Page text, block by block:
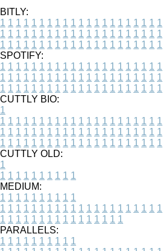
BITLY:
1 1 1 1 1 1 1 1 1 1 1 1 1 1 1 1 1 1 1 1 1
1 1 1 1 1 1 1 1 1 1 1 1 1 1 1 1 1 1 1 1 1
1 1 1 1 1 1 1 1 1 1 1 1 1 1 1 1 1 1 1 1 1
SPOTIFY:
1 1 1 1 1 1 1 1 1 1 1 1 1 1 1 1 1 1 1 1 1
1 1 1 1 1 1 1 1 1 1 1 1 1 1 1 1 1 1 1 1 1
1 1 1 1 1 1 1 1 1 1 1 1 1 1 1 1 1 1 1 1 1
CUTTLY BIO:
1
1 1 1 1 1 1 1 1 1 1 1 1 1 1 1 1 1 1 1 1 1
1 1 1 1 1 1 1 1 1 1 1 1 1 1 1 1 1 1 1 1 1
1 1 1 1 1 1 1 1 1 1 1 1 1 1 1 1 1 1 1 1 1
CUTTLY OLD:
1
1 1 1 1 1 1 1 1 1 1
MEDIUM:
1 1 1 1 1 1 1 1 1 1
1 1 1 1 1 1 1 1 1 1 1 1 1 1 1 1 1 1 1 1 1
1 1 1 1 1 1 1 1 1 1 1 1 1 1 1 1
PARALLELS:
1 1 1 1 1 1 1 1 1 1